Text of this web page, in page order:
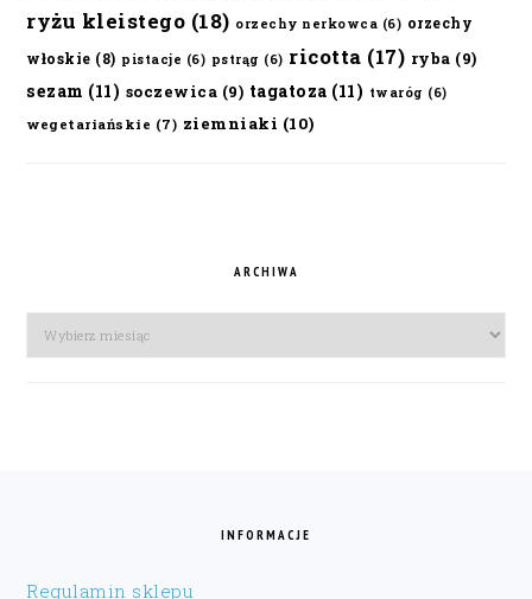
ryżu kleistego (18) orzechy nerkowca (6) orzechy
włoskie (8) pistacje (6) pstrąg (6) ricotta (17) ryba (9)
sezam (11) soczewica (9) tagatoza (11) twaróg (6)
wegetariańskie (7) ziemniaki (10)
ARCHIWA
Archiwa
INFORMACJE
Regulamin sklepu